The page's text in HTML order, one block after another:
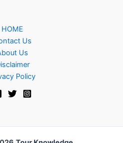
HOME
Us
Us
Policy